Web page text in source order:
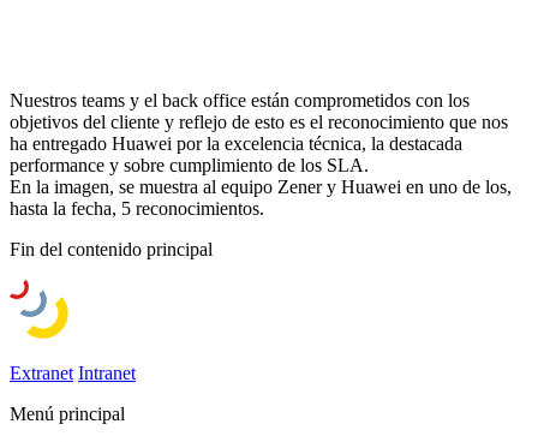
Nuestros teams y el back office están comprometidos con los
objetivos del cliente y reflejo de esto es el reconocimiento que nos
ha entregado Huawei por la excelencia técnica, la destacada
performance y sobre cumplimiento de los SLA.
En la imagen, se muestra al equipo Zener y Huawei en uno de los,
hasta la fecha, 5 reconocimientos.
Fin del contenido principal
Extranet Intranet
Menú principal